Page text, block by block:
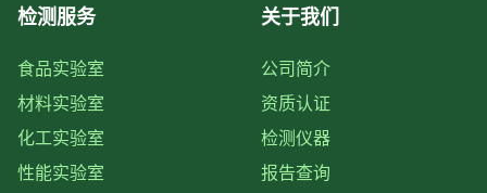
检测服务
食品实验室
材料实验室
化工实验室
性能实验室
关于我们
公司简介
资质认证
检测仪器
报告查询